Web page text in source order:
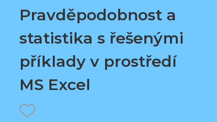
Pravděpodobnost a
statistika s řešenými
příklady v prostředí
MS Excel